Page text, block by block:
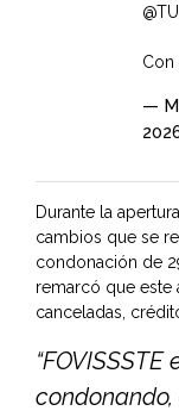
Con
—
Durante la
cambios que se
condonación de
remarcó que este
canceladas,